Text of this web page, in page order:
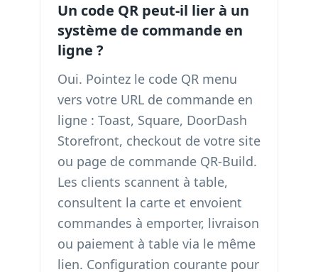
Un code QR peut-il lier à un
système de commande en
ligne ?
Oui. Pointez le code QR menu
vers votre URL de commande en
ligne : Toast, Square, DoorDash
Storefront, checkout de votre site
ou page de commande QR-Build.
Les clients scannent à table,
consultent la carte et envoient
commandes à emporter, livraison
ou paiement à table via le même
lien. Configuration courante pour